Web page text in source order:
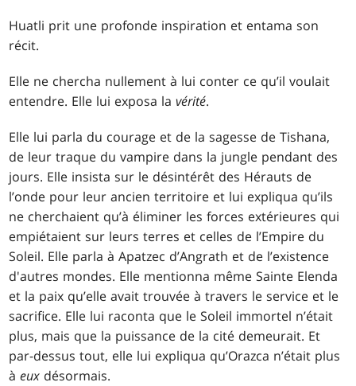
Huatli prit une profonde inspiration et entama son
récit.
Elle ne chercha nullement à lui conter ce qu’il voulait
entendre. Elle lui exposa lavérité.
Elle lui parla du courage et de la sagesse de Tishana,
de leur traque du vampire dans la jungle pendant des
jours. Elle insista sur le désintérêt des Hérauts de
l’onde pour leur ancien territoire et lui expliqua qu’ils
ne cherchaient qu’à éliminer les forces extérieures qui
empiétaient sur leurs terres et celles de l’Empire du
Soleil. Elle parla à Apatzec d’Angrath et de l’existence
d'autres mondes. Elle mentionna même Sainte Elenda
et la paix qu’elle avait trouvée à travers le service et le
sacrifice. Elle lui raconta que le Soleil immortel n’était
plus, mais que la puissance de la cité demeurait. Et
par-dessus tout, elle lui expliqua qu’Orazca n’était plus
àeux désormais.